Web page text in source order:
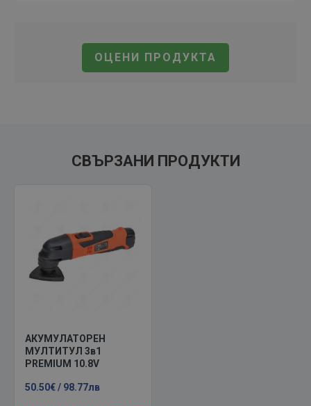
ОЦЕНИ ПРОДУКТА
СВЪРЗАНИ ПРОДУКТИ
АКУМУЛАТОРЕН
МУЛТИТУЛ 3в1
PREMIUM 10.8V
50.50€ / 98.77лв